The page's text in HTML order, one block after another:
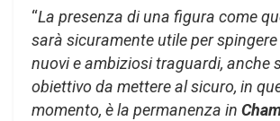
“La presenza di una figura come
sarà sicuramente utile per
nuovi e ambiziosi traguardi, anche
obiettivo da mettere al sicuro, in
momento, è la permanenza in